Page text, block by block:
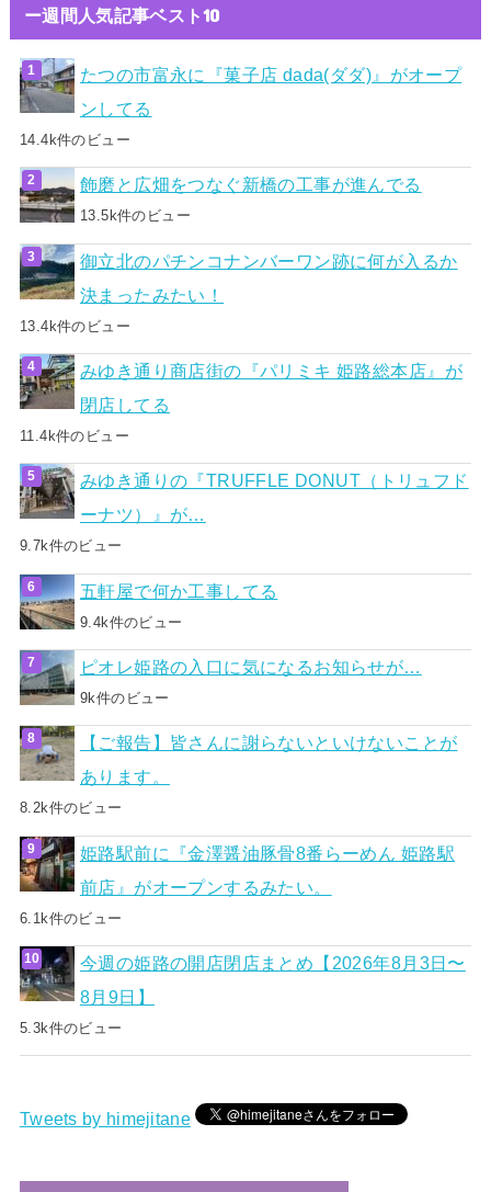
ー週間人気記事ベスト10
たつの市富永に『菓子店 dada(ダダ)』がオープ
ンしてる
14.4k件のビュー
飾磨と広畑をつなぐ新橋の工事が進んでる
13.5k件のビュー
御立北のパチンコナンバーワン跡に何が入るか
決まったみたい！
13.4k件のビュー
みゆき通り商店街の『パリミキ 姫路総本店』が
閉店してる
11.4k件のビュー
みゆき通りの『TRUFFLE DONUT（トリュフド
ーナツ）』が…
9.7k件のビュー
五軒屋で何か工事してる
9.4k件のビュー
ピオレ姫路の入口に気になるお知らせが…
9k件のビュー
【ご報告】皆さんに謝らないといけないことが
あります。
8.2k件のビュー
姫路駅前に『金澤醤油豚骨8番らーめん 姫路駅
前店』がオープンするみたい。
6.1k件のビュー
今週の姫路の開店閉店まとめ【2026年8月3日〜
8月9日】
5.3k件のビュー
Tweets by himejitane